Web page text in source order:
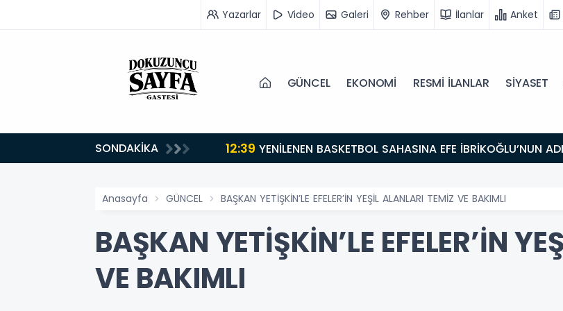
Yazarlar Video Galeri Rehber İlanlar Anket
GÜNCEL EKONOMİ RESMİ İLANLAR SİYASET
SONDAKİKA 12:39 YENİLENEN BASKETBOL SAHASINA EFE İBRİKOĞLU’NUN
Anasayfa GÜNCEL BAŞKAN YETİŞKİN’LE EFELER’İN YEŞİL ALANLARI TEMİZ VE BAKIMLI
BAŞKAN YETİŞKİN’LE EFELER’İN
VE BAKIMLI